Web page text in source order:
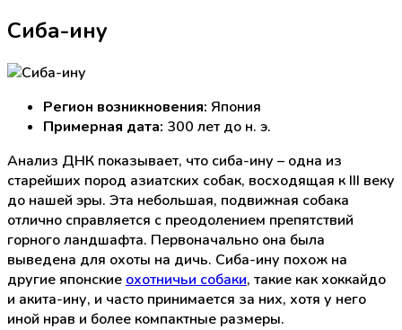
Сиба-ину
Регион возникновения: Япония
Примерная дата: 300 лет до н. э.
Анализ ДНК показывает, что сиба-ину – одна из
старейших пород азиатских собак, восходящая к III веку
до нашей эры. Эта небольшая, подвижная собака
отлично справляется с преодолением препятствий
горного ландшафта. Первоначально она была
выведена для охоты на дичь. Сиба-ину похож на
другие японские охотничьи собаки, такие как хоккайдо
и акита-ину, и часто принимается за них, хотя у него
иной нрав и более компактные размеры.